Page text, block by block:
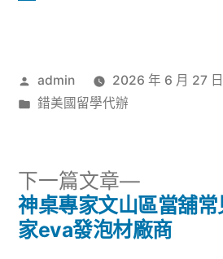
作
者:
admin
2026 年 6 月 27 日
分
錯美國留學代辦
文
下一篇文章
下
一
篇
神桌專家文山區當舖
家eva發泡材廠商